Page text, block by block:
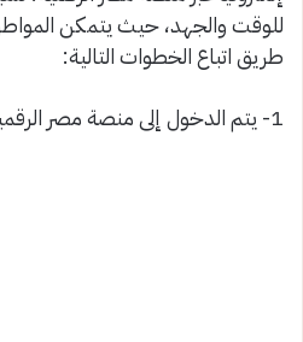
للوقت والجهد، حيث يتمكن
طريق اتباع الخطوات التالية:
1- يتم الدخول إلى منصة مصر الرقمية عبر الرابط الرسمي.